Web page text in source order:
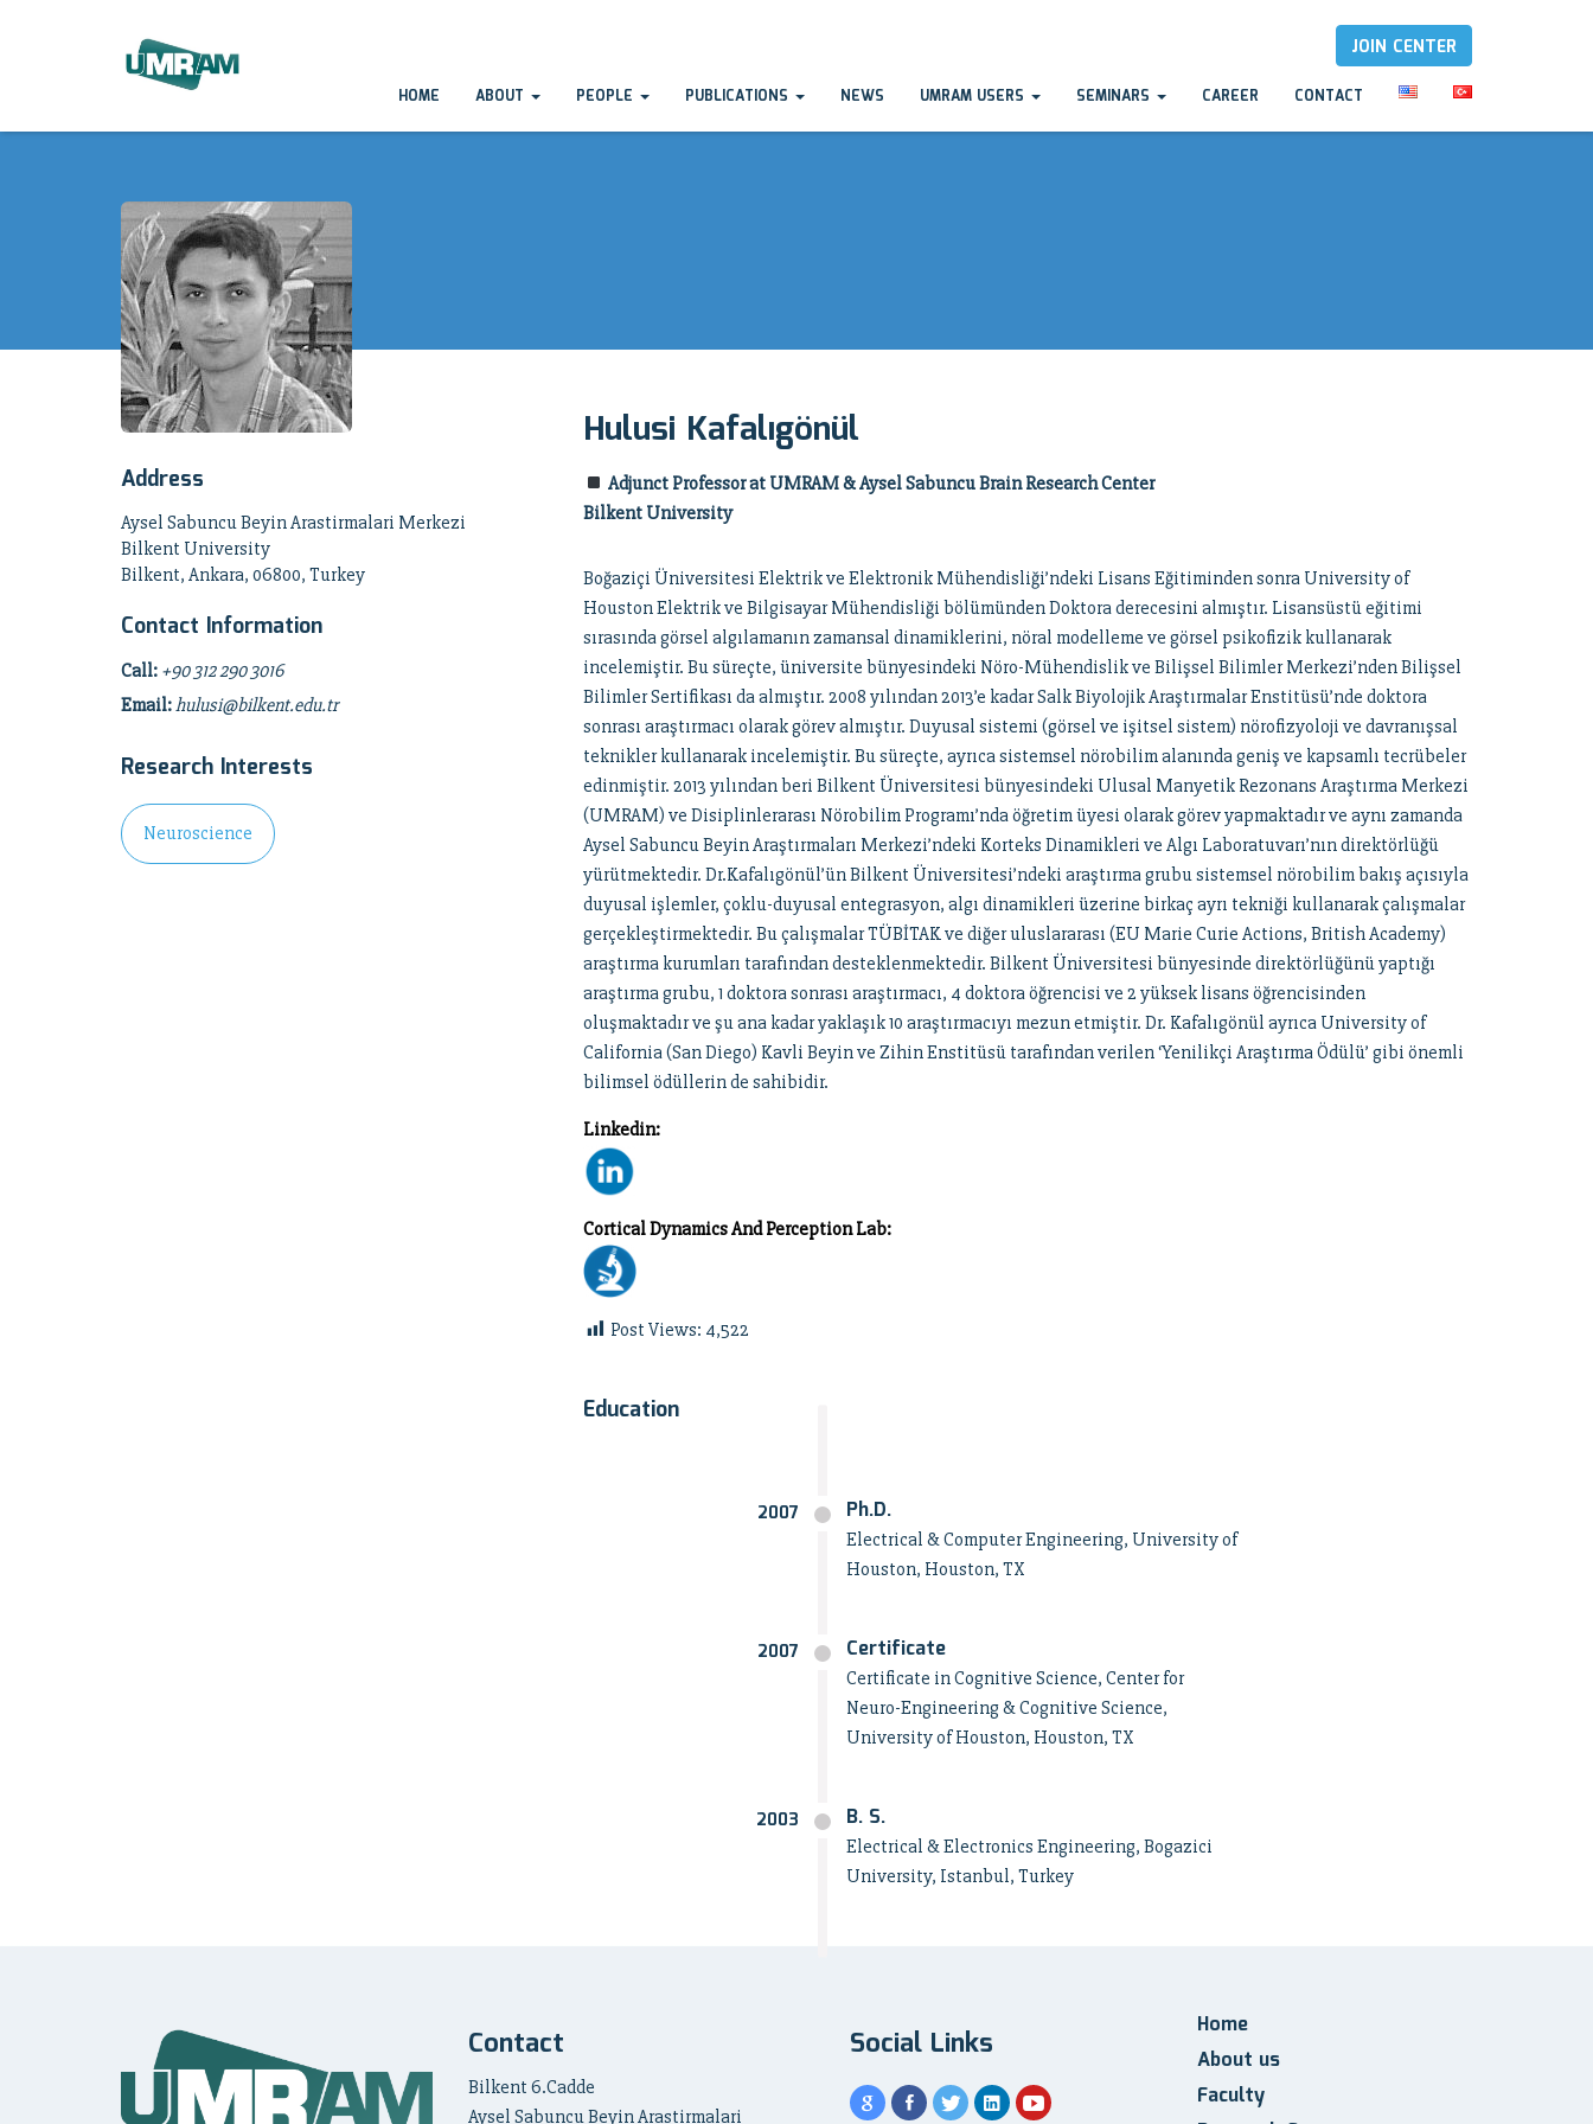
JOIN CENTER
HOME ABOUT PEOPLE PUBLICATIONS NEWS UMRAM USERS SEMINARS CAREER CONTACT
Address
Aysel Sabuncu Beyin Arastirmalari Merkezi
Bilkent University
Bilkent, Ankara, 06800, Turkey
Contact Information
Call: +90 312 290 3016
Email:hulusi@bilkent.edu.tr
Research Interests
Neuroscience
Hulusi Kafalıgönül
Adjunct Professor at UMRAM & Aysel Sabuncu Brain Research Center
Bilkent University
Boğaziçi Üniversitesi Elektrik ve Elektronik Mühendisliği’ndeki Lisans Eğitiminden sonra University of
Houston Elektrik ve Bilgisayar Mühendisliği bölümünden Doktora derecesini almıştır. Lisansüstü eğitimi
sırasında görsel algılamanın zamansal dinamiklerini, nöral modelleme ve görsel psikofizik kullanarak
incelemiştir. Bu süreçte, üniversite bünyesindeki Nöro-Mühendislik ve Bilişsel Bilimler Merkezi’nden Bilişsel
Bilimler Sertifikası da almıştır. 2008 yılından 2013’e kadar Salk Biyolojik Araştırmalar Enstitüsü’nde doktora
sonrası araştırmacı olarak görev almıştır. Duyusal sistemi (görsel ve işitsel sistem) nörofizyoloji ve davranışsal
teknikler kullanarak incelemiştir. Bu süreçte, ayrıca sistemsel nörobilim alanında geniş ve kapsamlı tecrübeler
edinmiştir. 2013 yılından beri Bilkent Üniversitesi bünyesindeki Ulusal Manyetik Rezonans Araştırma Merkezi
(UMRAM) ve Disiplinlerarası Nörobilim Programı’nda öğretim üyesi olarak görev yapmaktadır ve aynı zamanda
Aysel Sabuncu Beyin Araştırmaları Merkezi’ndeki Korteks Dinamikleri ve Algı Laboratuvarı’nın direktörlüğü
yürütmektedir. Dr.Kafalıgönül’ün Bilkent Üniversitesi’ndeki araştırma grubu sistemsel nörobilim bakış açısıyla
duyusal işlemler, çoklu-duyusal entegrasyon, algı dinamikleri üzerine birkaç ayrı tekniği kullanarak çalışmalar
gerçekleştirmektedir. Bu çalışmalar TÜBİTAK ve diğer uluslararası (EU Marie Curie Actions, British Academy)
araştırma kurumları tarafından desteklenmektedir. Bilkent Üniversitesi bünyesinde direktörlüğünü yaptığı
araştırma grubu, 1 doktora sonrası araştırmacı, 4 doktora öğrencisi ve 2 yüksek lisans öğrencisinden
oluşmaktadır ve şu ana kadar yaklaşık 10 araştırmacıyı mezun etmiştir. Dr. Kafalıgönül ayrıca University of
California (San Diego) Kavli Beyin ve Zihin Enstitüsü tarafından verilen ‘Yenilikçi Araştırma Ödülü’ gibi önemli
bilimsel ödüllerin de sahibidir.
Linkedin:
Cortical Dynamics And Perception Lab:
Post Views: 4,522
Education
2007 Ph.D.
Electrical & Computer Engineering, University of
Houston, Houston, TX
2007 Certificate
Certificate in Cognitive Science, Center for
Neuro-Engineering & Cognitive Science,
University of Houston, Houston, TX
2003 B. S.
Electrical & Electronics Engineering, Bogazici
University, Istanbul, Turkey
Contact
Bilkent 6.Cadde
Aysel Sabuncu Beyin Arastirmalari
Social Links
Home
About us
Faculty